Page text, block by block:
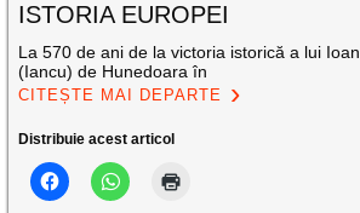
ISTORIA EUROPEI
La 570 de ani de la victoria istorică a lui Ioan
(Iancu) de Hunedoara în
CITEȘTE MAI DEPARTE
Distribuie acest articol